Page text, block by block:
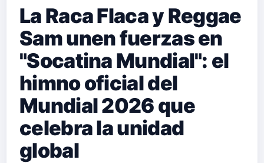
La Raca Flaca y Reggae
Sam unen fuerzas en
"Socatina Mundial": el
himno oficial del
Mundial 2026 que
celebra la unidad
global